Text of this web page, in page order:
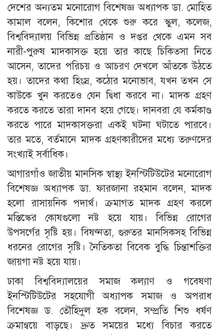
দেশের অন্যতম মনোরোগ বিশেষজ্ঞ অধ্যাপক ডা. মোহিত
কামাল বলেন, কিশোর থেকে শুরু করে স্কুল, কলেজ,
বিশ্ববিদ্যালয় বিভিন্ন প্রতিষ্ঠান ও দপ্তর থেকে এমন সব
নারী-পুরুষ মাদকাসক্ত হয়ে তার কাছে চিকিত্সা নিতে
আসেন, তাদের পরিচয় ও আচরণ দেখলে আঁতকে উঠতে
হয়। তাদের কথা হিংস্র, কঠোর মনোভাব, যখন তখন সে
কাউকে খুন করতেও যেন দ্বিধা করবে না। মাদক গ্রহণ
করতে করতে তারা দানব হয়ে গেছে। দানবরা যে কর্মকাণ্ড
করতে পারে মাদকাসক্তরা একই ঘটনা ঘটাতে পারবে।
তার মতে, বর্তমানে মাদক গ্রহণকারীদের মধ্যে তরুণদের
সংখ্যাই সর্বাধিক।
আগারগাঁও জাতীয় মানসিক স্বাস্থ্য ইনস্টিটিউটের মনোরোগ
বিশেষজ্ঞ অধ্যাপক ডা. ফারজানা রহমান বলেন, মাদক
হলো রাসায়নিক পদার্থ। ক্রমাগত মাদক গ্রহণ করলে
মস্তিস্কের কোষগুলো নষ্ট হয়ে যায়। বিভিন্ন রোগের
উপসর্গের সৃষ্টি হয়। বিষণ্নতা, গুরুতর মানসিকসহ বিভিন্ন
ধরনের রোগের সৃষ্টি। নৈতিকতা বিবেক বুদ্ধি চিন্তাশক্তির
জায়গা নষ্ট হয়ে যায়।
ঢাকা বিশ্ববিদ্যালয়ের সমাজ কল্যাণ ও গবেষণা
ইনস্টিটিউটের সহযোগী অধ্যাপক সমাজ ও অপরাধ
বিশেষজ্ঞ ড. তৌহিদুল হক বলেন, সম্প্রতি শিশু ধর্ষণ
ক্রমান্বয়ে বাড়ছে। দ্রুত সময়ের মধ্যে বিচার করতে